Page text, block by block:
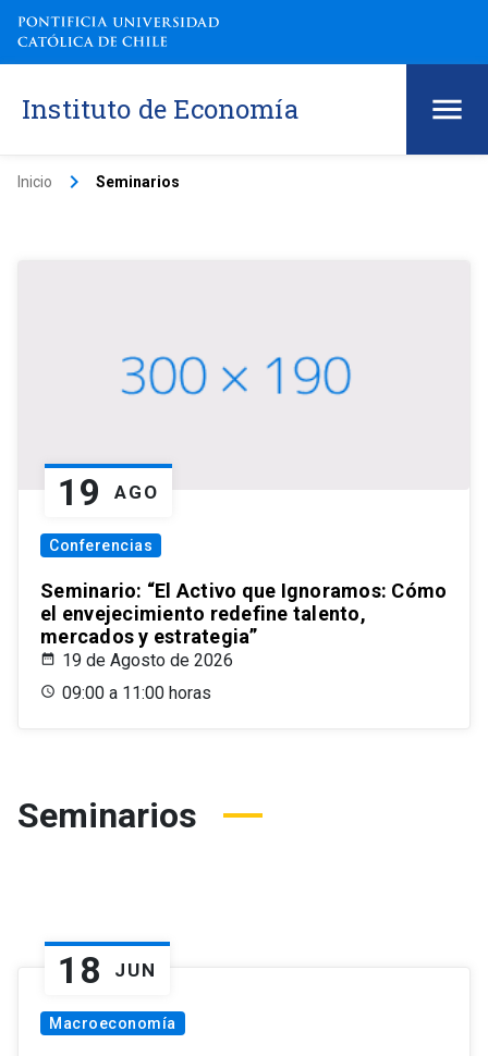
Instituto de Economía
Inicio keyboard_arrow_right Seminarios
19 AGO
Conferencias
Seminario: “El Activo que Ignoramos: Cómo
el envejecimiento redefine talento,
mercados y estrategia”
19 de Agosto de 2026
09:00 a 11:00 horas
Seminarios
18 JUN
Macroeconomía